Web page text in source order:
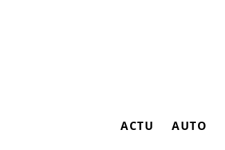
ACTU AUTO